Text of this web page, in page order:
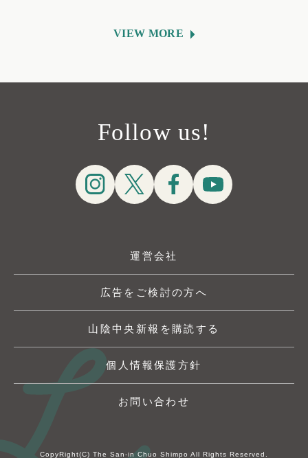
VIEW MORE
Follow us!
運営会社
広告をご検討の方へ
山陰中央新報を購読する
個人情報保護方針
お問い合わせ
CopyRight(C) The San-in Chuo Shimpo All Rights Reserved.